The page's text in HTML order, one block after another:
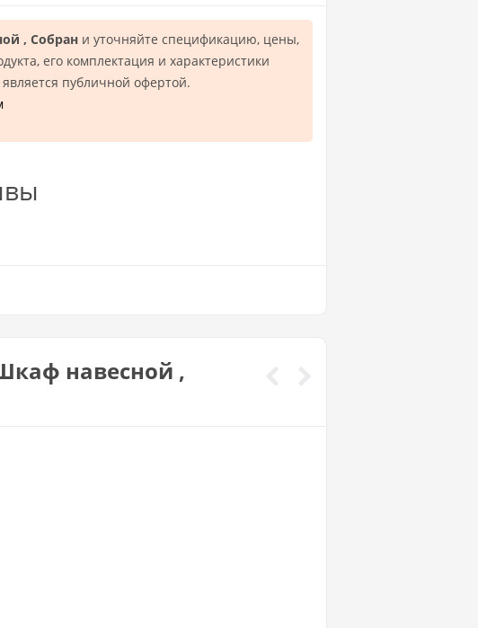
, Собран и уточняйте спецификацию, цены,
его комплектация и характеристики
публичной офертой.
навесной ,